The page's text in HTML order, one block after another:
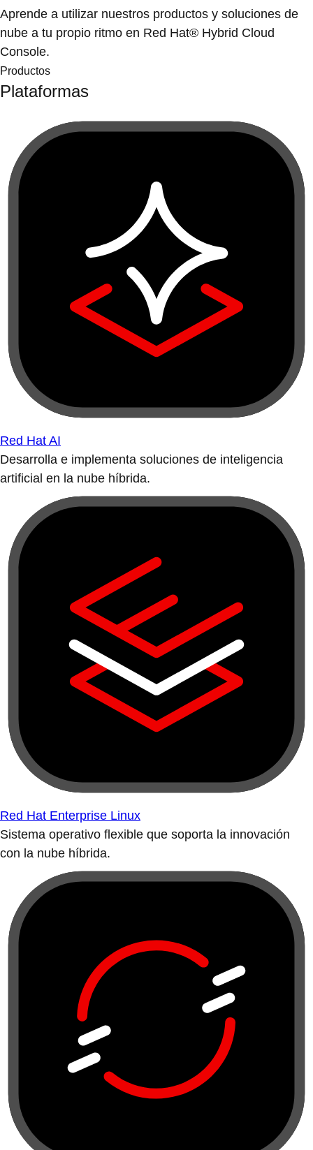
Aprende a utilizar nuestros productos y soluciones de
nube a tu propio ritmo en Red Hat® Hybrid Cloud
Console.
Productos
Plataformas
Red Hat AI
Desarrolla e implementa soluciones de inteligencia
artificial en la nube híbrida.
Red Hat Enterprise Linux
Sistema operativo flexible que soporta la innovación
con la nube híbrida.